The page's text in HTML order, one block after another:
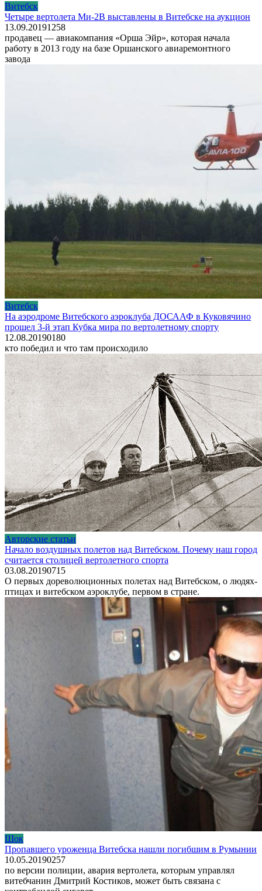
Витебск
Четыре вертолета Ми-2В выставлены в Витебске на аукцион
13.09.20191 258
продавец — авиакомпания «Орша Эйр», которая начала
работу в 2013 году на базе Оршанского авиаремонтного
завода
Витебск
На аэродроме Витебского аэроклуба ДОСААФ в Куковячино
прошел 3-й этап Кубка мира по вертолетному спорту
12.08.20190180
кто победил и что там происходило
Авторские статьи
Начало воздушных полетов над Витебском. Почему наш город
считается столицей вертолетного спорта
03.08.20190715
О первых дореволюционных полетах над Витебском, о людях-
птицах и витебском аэроклубе, первом в стране.
Шок
Пропавшего уроженца Витебска нашли погибшим в Румынии
10.05.20190257
по версии полиции, авария вертолета, которым управлял
витебчанин Дмитрий Костиков, может быть связана с